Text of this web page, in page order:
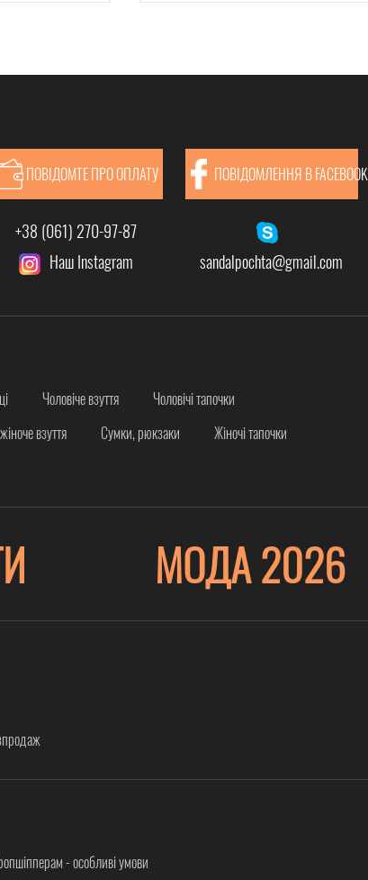
ПОВІДОМТЕ ПРО ОПЛАТУ ПОВІДОМЛЕННЯ В FACEBOOK
+38 (061) 270-97-87
Наш Instagram sandalpochta@gmail.com
Чоловіче взуття
Чоловічі тапочки
взуття Сумки, рюкзаки
Жіночі тапочки
МОДА 2026
- особливі умови